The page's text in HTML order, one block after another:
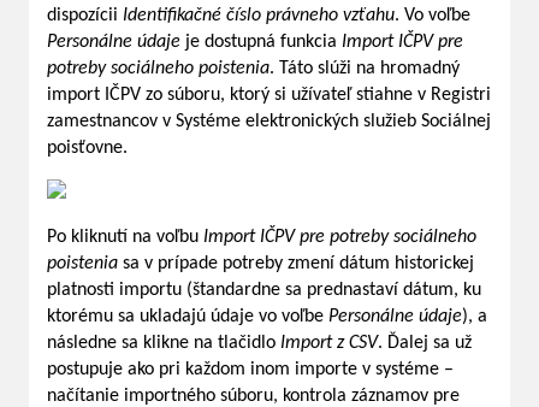
dispozícii Identifikačné číslo právneho vzťahu. Vo voľbe
Personálne údaje je dostupná funkcia Import IČPV pre
potreby sociálneho poistenia. Táto slúži na hromadný
import IČPV zo súboru, ktorý si užívateľ stiahne v Registri
zamestnancov v Systéme elektronických služieb Sociálnej
poisťovne.
Po kliknutí na voľbu Import IČPV pre potreby sociálneho
poistenia sa v prípade potreby zmení dátum historickej
platnosti importu (štandardne sa prednastaví dátum, ku
ktorému sa ukladajú údaje vo voľbe Personálne údaje), a
následne sa klikne na tlačidlo Import z CSV. Ďalej sa už
postupuje ako pri každom inom importe v systéme –
načítanie importného súboru, kontrola záznamov pre